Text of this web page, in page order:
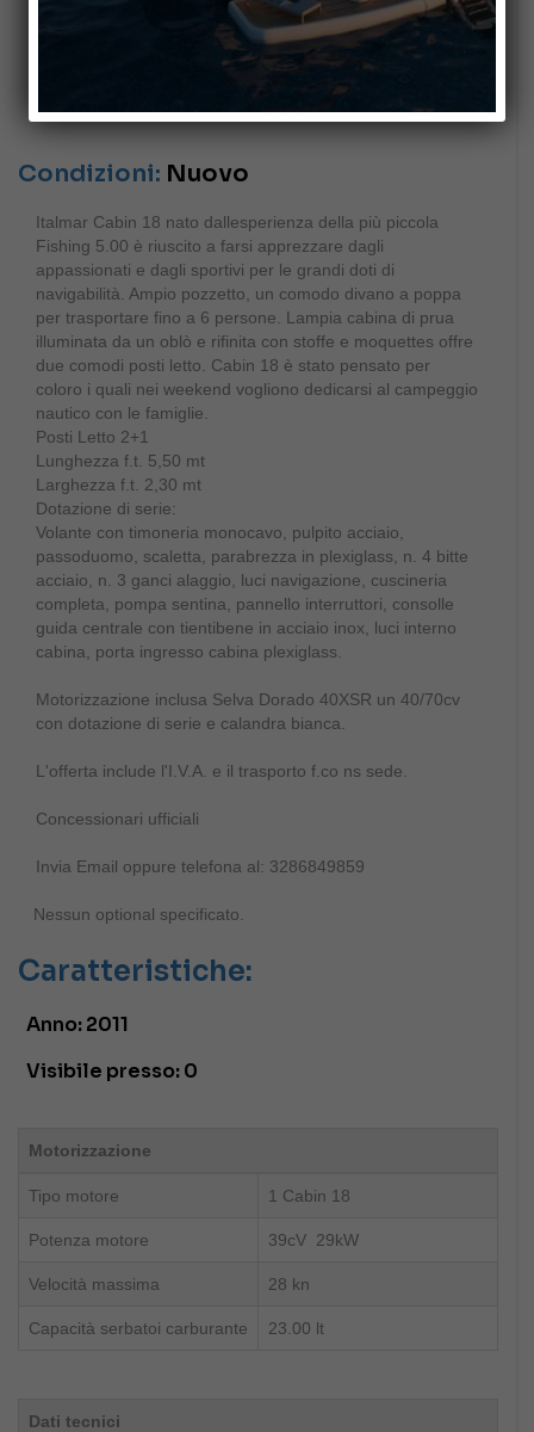
Condizioni: Nuovo
Italmar Cabin 18 nato dallesperienza della più piccola
Fishing 5.00 è riuscito a farsi apprezzare dagli
appassionati e dagli sportivi per le grandi doti di
navigabilità. Ampio pozzetto, un comodo divano a poppa
per trasportare fino a 6 persone. Lampia cabina di prua
illuminata da un oblò e rifinita con stoffe e moquettes offre
due comodi posti letto. Cabin 18 è stato pensato per
coloro i quali nei weekend vogliono dedicarsi al campeggio
nautico con le famiglie.
Posti Letto 2+1
Lunghezza f.t. 5,50 mt
Larghezza f.t. 2,30 mt
Dotazione di serie:
Volante con timoneria monocavo, pulpito acciaio,
passoduomo, scaletta, parabrezza in plexiglass, n. 4 bitte
acciaio, n. 3 ganci alaggio, luci navigazione, cuscineria
completa, pompa sentina, pannello interruttori, consolle
guida centrale con tientibene in acciaio inox, luci interno
cabina, porta ingresso cabina plexiglass.
Motorizzazione inclusa Selva Dorado 40XSR un 40/70cv
con dotazione di serie e calandra bianca.
L'offerta include l'I.V.A. e il trasporto f.co ns sede.
Concessionari ufficiali
Invia Email oppure telefona al: 3286849859
Nessun optional specificato.
Caratteristiche:
Anno: 2011
Visibile presso: 0
Motorizzazione
Tipo motore 1 Cabin 18
Potenza motore 39cV 29kW
Velocità massima 28 kn
Capacità serbatoi carburante 23.00 lt
Dati tecnici